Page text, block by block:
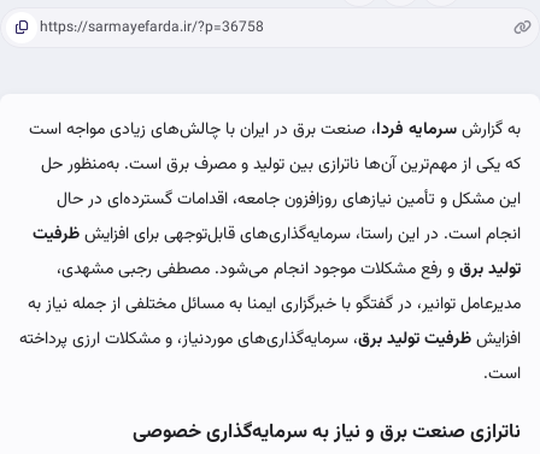
به گزارشسرمایه فردا، صنعت برق در ایران با چالش‌های زیادی مواجه است
که یکی از مهم‌ترین آن‌ها ناترازی بین تولید و مصرف برق است. به‌منظور حل
این مشکل و تأمین نیازهای روزافزون جامعه، اقدامات گسترده‌ای در حال
انجام است. در این راستا، سرمایه‌گذاری‌های قابل‌توجهی برای افزایشظرفیت
تولید برقو رفع مشکلات موجود انجام می‌شود. مصطفی رجبی مشهدی،
مدیرعامل توانیر، در گفتگو با خبرگزاری ایمنا به مسائل مختلفی از جمله نیاز به
افزایشظرفیت تولید برق، سرمایه‌گذاری‌های موردنیاز، و مشکلات ارزی پرداخته
است.
ناترازی صنعت برق و نیاز به سرمایه‌گذاری خصوصی